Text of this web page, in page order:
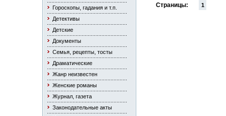
Гороскопы, гадания и т.п.
Детективы
Детские
Документы
Семья, рецепты, тосты
Драматические
Жанр неизвестен
Женские романы
Журнал, газета
Законодательные акты
Страницы: 1